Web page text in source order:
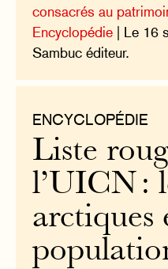
consacrés au
Encyclopédie | Le 16
Sambuc éditeur.
ENCYCLOPÉDIE
Liste
l’UICN :
arctiques